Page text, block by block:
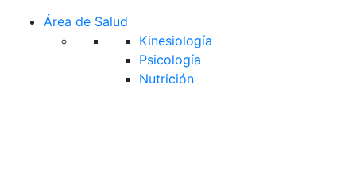
Área de Salud
Kinesiología
Psicología
Nutrición